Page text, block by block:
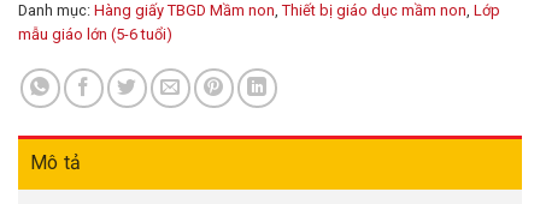
Danh mục: Hàng giấy TBGD Mầm non, Thiết bị giáo dục mầm non, Lớp
mẫu giáo lớn (5-6 tuổi)
Mô tả